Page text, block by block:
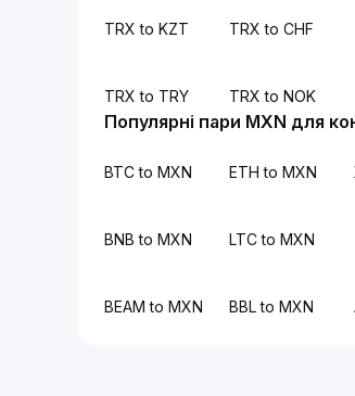
TRX to KZT TRX to CHF
TRX to TRY TRX to NOK
Популярні пари MXN для
BTC to MXN ETH to MXN
BNB to MXN LTC to MXN
BEAM to MXN BBL to MXN